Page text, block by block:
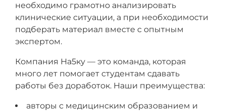
необходимо грамотно анализировать
клинические ситуации, а при необходимости
подберать материал вместе с опытным
экспертом.
Компания На5ку — это команда, которая
много лет помогает студентам сдавать
работы без доработок. Наши преимущества:
авторы с медицинским образованием и